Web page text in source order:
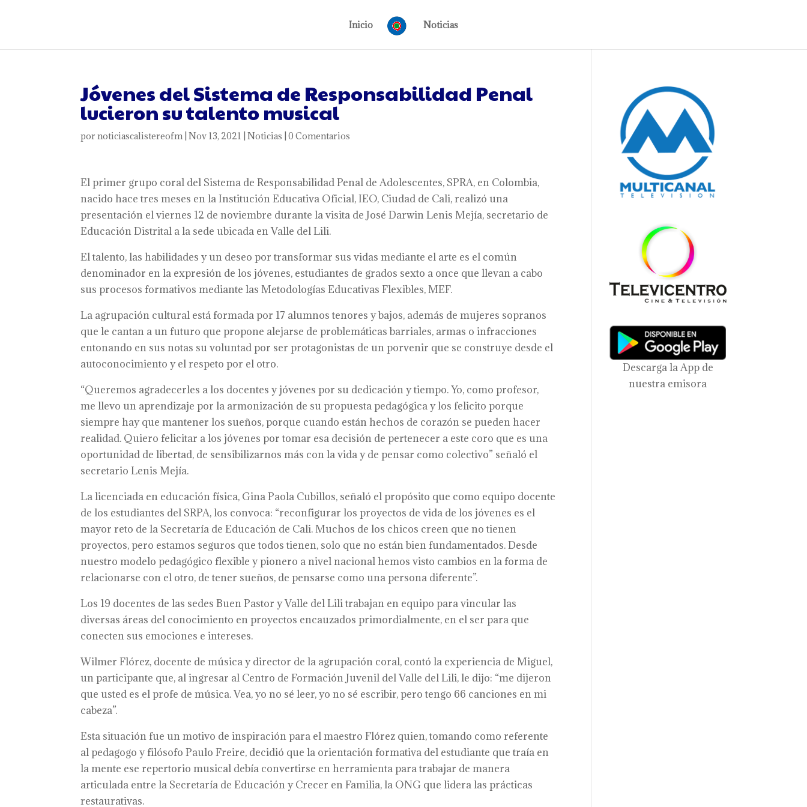
Inicio Noticias
Jóvenes del Sistema de Responsabilidad Penal
lucieron su talento musical
pornoticiascalistereofm|Nov 13, 2021 |Noticias |0 Comentarios
El primer grupo coral del Sistema de Responsabilidad Penal de Adolescentes, SPRA, en Colombia,
nacido hace tres meses en la Institución Educativa Oficial, IEO, Ciudad de Cali, realizó una
presentación el viernes 12 de noviembre durante la visita de José Darwin Lenis Mejía, secretario de
Educación Distrital a la sede ubicada en Valle del Lili.
El talento, las habilidades y un deseo por transformar sus vidas mediante el arte es el común
denominador en la expresión de los jóvenes, estudiantes de grados sexto a once que llevan a cabo
sus procesos formativos mediante las Metodologías Educativas Flexibles, MEF.
La agrupación cultural está formada por 17 alumnos tenores y bajos, además de mujeres sopranos
que le cantan a un futuro que propone alejarse de problemáticas barriales, armas o infracciones
entonando en sus notas su voluntad por ser protagonistas de un porvenir que se construye desde el
autoconocimiento y el respeto por el otro.
“Queremos agradecerles a los docentes y jóvenes por su dedicación y tiempo. Yo, como profesor,
me llevo un aprendizaje por la armonización de su propuesta pedagógica y los felicito porque
siempre hay que mantener los sueños, porque cuando están hechos de corazón se pueden hacer
realidad. Quiero felicitar a los jóvenes por tomar esa decisión de pertenecer a este coro que es una
oportunidad de libertad, de sensibilizarnos más con la vida y de pensar como colectivo” señaló el
secretario Lenis Mejía.
La licenciada en educación física, Gina Paola Cubillos, señaló el propósito que como equipo docente
de los estudiantes del SRPA, los convoca: “reconfigurar los proyectos de vida de los jóvenes es el
mayor reto de la Secretaría de Educación de Cali. Muchos de los chicos creen que no tienen
proyectos, pero estamos seguros que todos tienen, solo que no están bien fundamentados. Desde
nuestro modelo pedagógico flexible y pionero a nivel nacional hemos visto cambios en la forma de
relacionarse con el otro, de tener sueños, de pensarse como una persona diferente”.
Los 19 docentes de las sedes Buen Pastor y Valle del Lili trabajan en equipo para vincular las
diversas áreas del conocimiento en proyectos encauzados primordialmente, en el ser para que
conecten sus emociones e intereses.
Wilmer Flórez, docente de música y director de la agrupación coral, contó la experiencia de Miguel,
un participante que, al ingresar al Centro de Formación Juvenil del Valle del Lili, le dijo: “me dijeron
que usted es el profe de música. Vea, yo no sé leer, yo no sé escribir, pero tengo 66 canciones en mi
cabeza”.
Esta situación fue un motivo de inspiración para el maestro Flórez quien, tomando como referente
al pedagogo y filósofo Paulo Freire, decidió que la orientación formativa del estudiante que traía en
la mente ese repertorio musical debía convertirse en herramienta para trabajar de manera
articulada entre la Secretaría de Educación y Crecer en Familia, la ONG que lidera las prácticas
restaurativas.
Descarga la App de
nuestra emisora